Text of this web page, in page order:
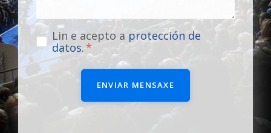
Lin e acepto a protección de
datos.
ENVIAR MENSAXE